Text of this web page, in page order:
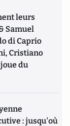
leurs
Samuel
di Caprio
Cristiano
du
: jusqu'où